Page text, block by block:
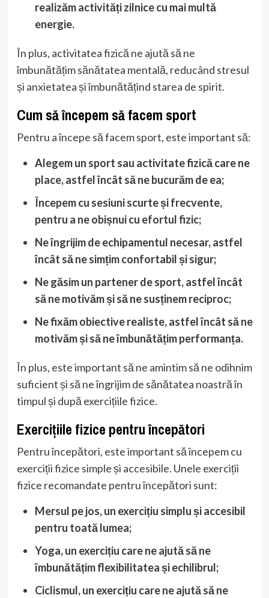
realizăm activități zilnice cu mai multă
energie.
În plus, activitatea fizică ne ajută să ne
îmbunătățim sănătatea mentală, reducând stresul
și anxietatea și îmbunătățind starea de spirit.
Cum să începem să facem sport
Pentru a începe să facem sport, este important să:
Alegem un sport sau activitate fizică care ne
place, astfel încât să ne bucurăm de ea;
Începem cu sesiuni scurte și frecvente,
pentru a ne obișnui cu efortul fizic;
Ne îngrijim de echipamentul necesar, astfel
încât să ne simțim confortabil și sigur;
Ne găsim un partener de sport, astfel încât
să ne motivăm și să ne susținem reciproc;
Ne fixăm obiective realiste, astfel încât să ne
motivăm și să ne îmbunătățim performanța.
În plus, este important să ne amintim să ne odihnim
suficient și să ne îngrijim de sănătatea noastră în
timpul și după exercițiile fizice.
Exercițiile fizice pentru începători
Pentru începători, este important să începem cu
exerciții fizice simple și accesibile. Unele exerciții
fizice recomandate pentru începători sunt:
Mersul pe jos, un exercițiu simplu și accesibil
pentru toată lumea;
Yoga, un exercițiu care ne ajută să ne
îmbunătățim flexibilitatea și echilibrul;
Ciclismul, un exercițiu care ne ajută să ne